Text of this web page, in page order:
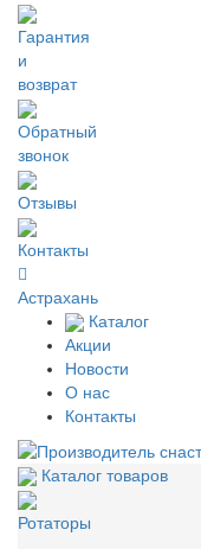
Гарантия
и
возврат
Обратный
звонок
Отзывы
Контакты
Астрахань
Каталог
Акции
Новости
О нас
Контакты
Каталог товаров
Ротаторы